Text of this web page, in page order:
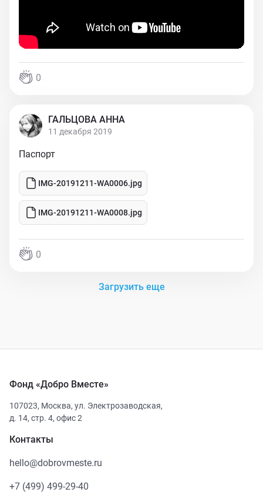
0
ГАЛЬЦОВА АННА
11 декабря 2019
Паспорт
IMG-20191211-WA0006.jpg
IMG-20191211-WA0008.jpg
0
Загрузить еще
Фонд «Добро Вместе»
107023, Москва, ул. Электрозаводская,
д. 14, стр. 4, офис 2
Контакты
hello@dobrovmeste.ru
+7 (499) 499-29-40